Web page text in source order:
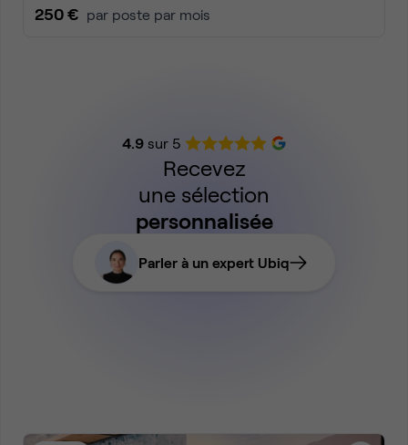
250 € par poste par mois
4.9sur 5
Recevez
une sélection
personnalisée
Parler à un expert Ubiq